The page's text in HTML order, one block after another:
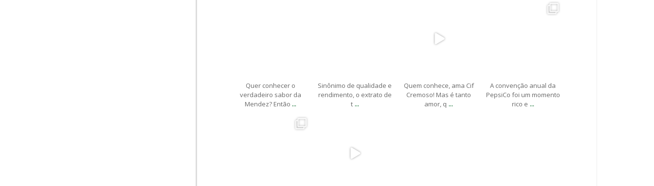
Quer conhecer o
verdadeiro sabor da
Mendez? Então...
Sinônimo de qualidade e
rendimento, o extrato de
t ...
Quem conhece, ama Cif
Cremoso! Mas é tanto
amor, q ...
A convenção anual da
PepsiCo foi um momento
rico e ...